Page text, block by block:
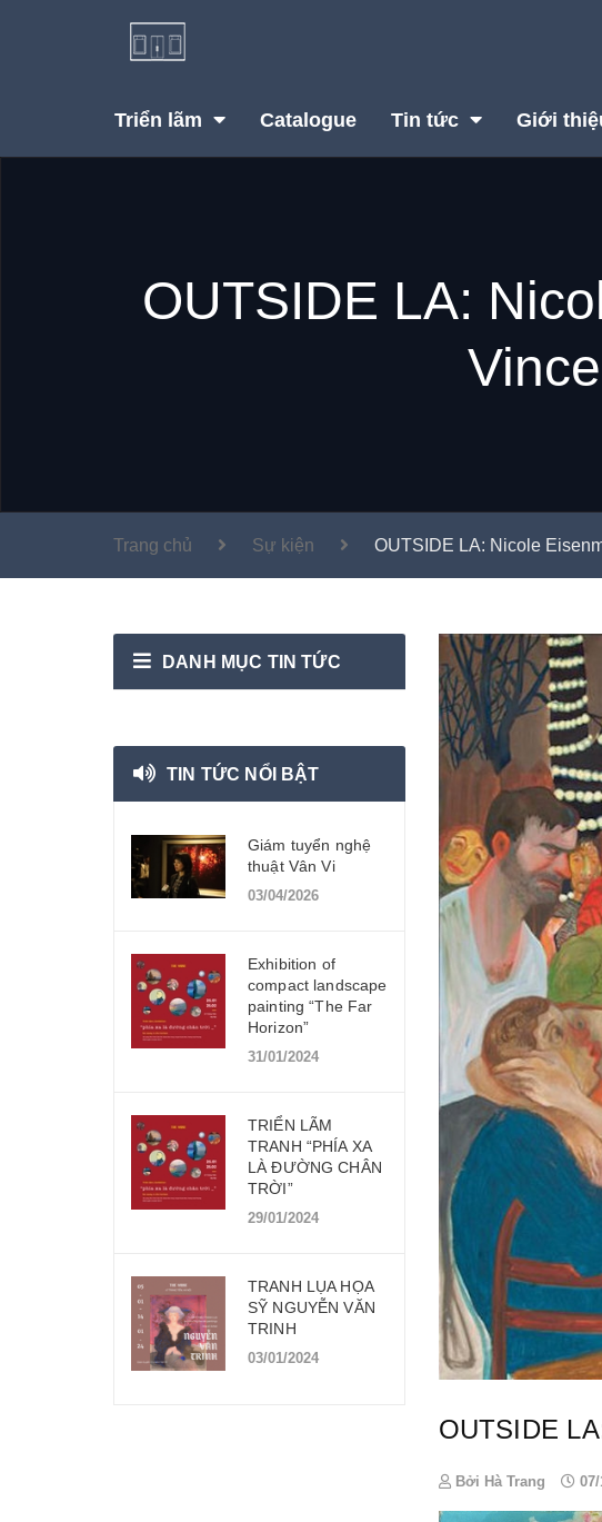
Triển lãm Catalogue Tin tức Giới
OUTSIDE LA:
Trang chủ Sự kiện OUTSIDE LA: Nicole
OUTSIDE
Bởi Hà Trang 07/
DANH MỤC TIN TỨC
TIN TỨC NỔI BẬT
Giám tuyển nghệ
thuật Vân Vi
03/04/2026
Exhibition of
compact landscape
painting “The Far
Horizon”
31/01/2024
TRIỂN LÃM
TRANH “PHÍA XA
LÀ ĐƯỜNG CHÂN
TRỜI”
29/01/2024
TRANH LỤA HỌA
SỸ NGUYỄN VĂN
TRINH
03/01/2024